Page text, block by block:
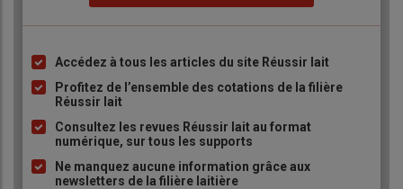
Liste
à
puce
Accédez à tous les articles du site Réussir lait
Profitez de l’ensemble des cotations de la filière
Réussir lait
Consultez les revues Réussir lait au format
numérique, sur tous les supports
Ne manquez aucune information grâce aux
newsletters de la filière laitière